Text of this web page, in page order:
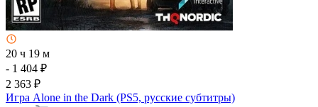
20 ч 19 м
- 1 404 ₽
2 363 ₽
Игра Alone in the Dark (PS5, русские субтитры)